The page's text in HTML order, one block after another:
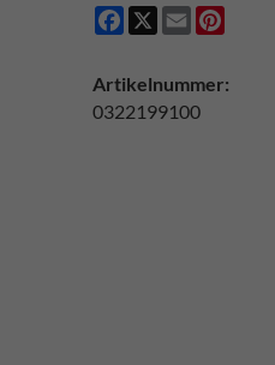
Facebook
X Email
Artikelnummer:
0322199100